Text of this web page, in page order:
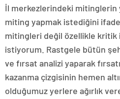
İl merkezlerindeki mitinglerin
miting yapmak istediğini
mitingleri değil özellikle
istiyorum. Rastgele bütün
ve fırsat analizi yaparak
kazanma çizgisinin hemen
olduğumuz yerlere ağırlık